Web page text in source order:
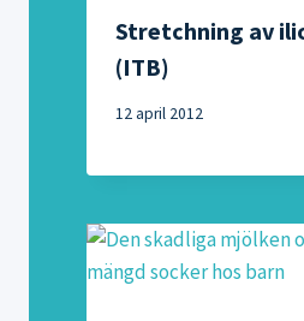
Stretchning av
(ITB)
12 april 2012